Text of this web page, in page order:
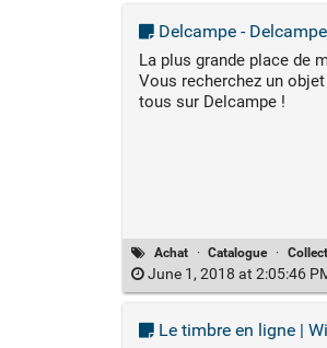
Delcampe -
La plus grande place de
Vous recherchez un
tous sur Delcampe !
Achat · Catalogue ·
June 1, 2018 at 2:05:46
Le timbre en ligne |